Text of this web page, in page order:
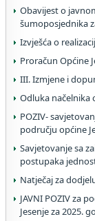
Obavijest o
šumoposjednika
Izvješća o
Proračun Općine
III. Izmjene i
Odluka načelnika
POZIV-
području općine
Savjetovanje sa
postupaka
Natječaj za
JAVNI POZIV za
Jesenje za 2025.